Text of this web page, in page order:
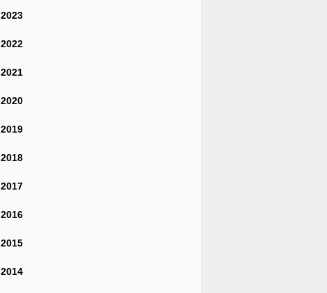
2023
2022
2021
2020
2019
2018
2017
2016
2015
2014